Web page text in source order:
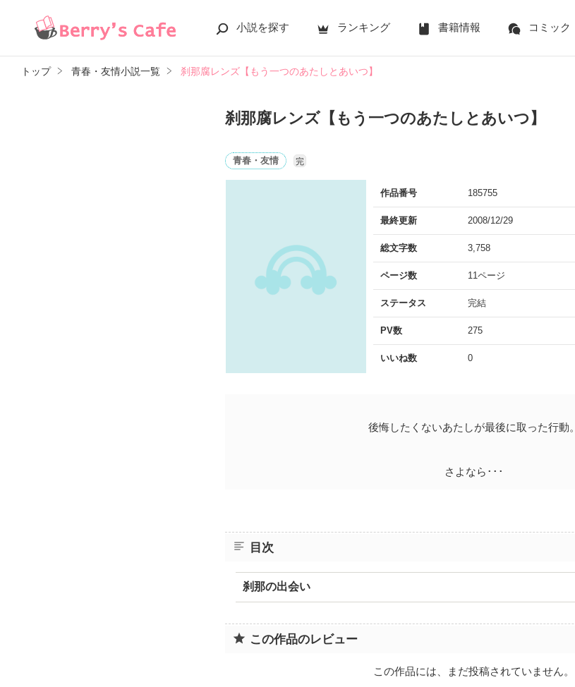
小説を探す ランキング 書籍情報 コミック
トップ 青春・友情小説一覧 刹那腐レンズ【もう一つのあたしとあいつ】
刹那腐レンズ【もう一つのあたしとあいつ】
青春・友情 完
作品番号 185755
最終更新 2008/12/29
総文字数 3,758
ページ数 11ページ
ステータス 完結
PV数 275
いいね数 0
後悔したくないあたしが最後に取った行動。
さよなら･･･
目次
刹那の出会い
この作品のレビュー
この作品には、まだ投稿されていません。